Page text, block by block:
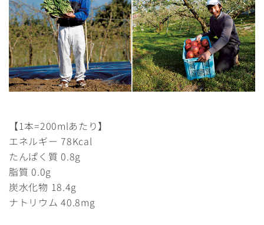
【1本=200mlあたり】
エネルギー 78Kcal
たんぱく質 0.8g
脂質 0.0g
炭水化物 18.4g
ナトリウム 40.8mg